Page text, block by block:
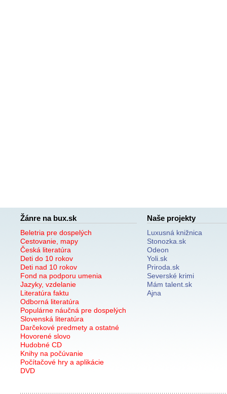
Žánre na bux.sk
Beletria pre dospelých
Cestovanie, mapy
Česká literatúra
Deti do 10 rokov
Deti nad 10 rokov
Fond na podporu umenia
Jazyky, vzdelanie
Literatúra faktu
Odborná literatúra
Populárne náučná pre dospelých
Slovenská literatúra
Darčekové predmety a ostatné
Hovorené slovo
Hudobné CD
Knihy na počúvanie
Počítačové hry a aplikácie
DVD
Naše projekty
Luxusná knižnica
Stonozka.sk
Odeon
Yoli.sk
Priroda.sk
Severské krimi
Mám talent.sk
Ajna